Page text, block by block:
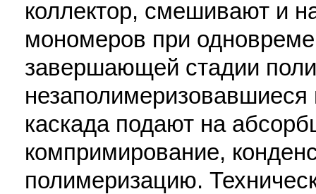
коллектор, смешивают и
мономеров при
завершающей стадии
каскада подают на
компримирование,
полимеризацию.